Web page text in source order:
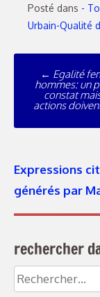
Posté dans -
Urbain-Qualité
Poste
← Egalité
hommes: un
constat
actions
Expressions
générés par
rechercher
Rechercher :